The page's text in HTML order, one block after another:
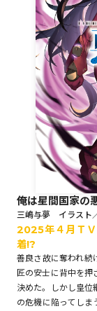
俺は星間国家の
三嶋与夢 イラスト
2025年４月Ｔ
着!?
善良さ故に奪われ続
匠の安士に背中を押
決めた。しかし皇位
の危機に陥ってしま